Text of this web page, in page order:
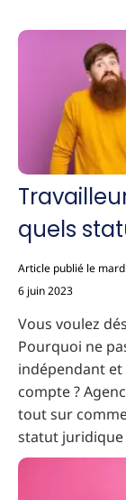
quels
Article publié le
6 juin 2023
Vous voulez
Pourquoi ne
indépendant
compte ?
tout sur
statut juridique